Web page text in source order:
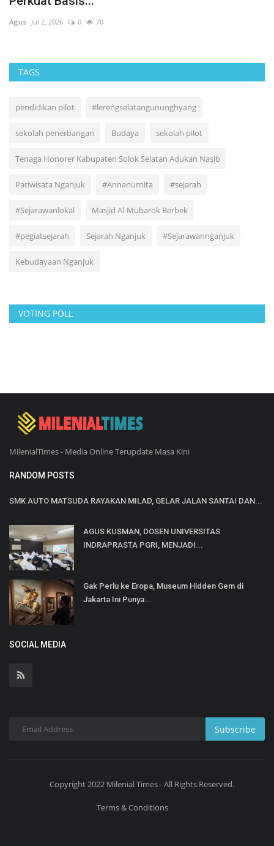
Agus Nov 26, 2024 0
TAGS
pendidikan pilot #lerengselatangununghyang
sekolah penerbangan Budaya sekolah pilot
Tenaga Honorer Kabupaten Solok Selatan Adukan Nasib
Pariwisata Nganjuk #Annanurnita #sejarah
#Sejarawanlokal Masjid Al-Mubarok Berbek
#pegiatsejarah Sejarah Nganjuk #Sejarawannganjuk
Kebudayaan Nganjuk
VOTING POLL
MilenialTimes - Media Online Terupdate Masa Kini
RANDOM POSTS
SMK AUTO MATSUDA RAYAKAN MILAD, GELAR JALAN SANTAI DAN...
AGUS KUSMAN, DOSEN UNIVERSITAS
INDRAPRASTA PGRI, MENJADI...
Gak Perlu ke Eropa, Museum Hidden Gem di
Jakarta Ini Punya...
SOCIAL MEDIA
Subscribe
Copyright 2022 Milenial Times - All Rights Reserved.
Terms & Conditions